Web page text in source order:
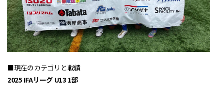
■現在のカテゴリと戦績
2025 IFAリーグ U13 1部